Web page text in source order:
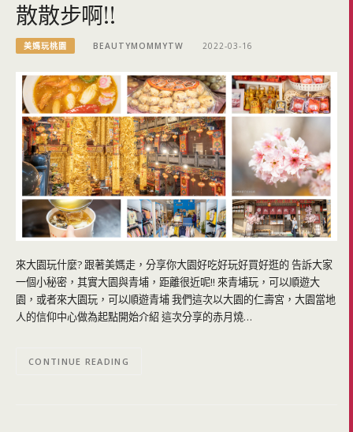
散散步啊!!
美媽玩桃園 BEAUTYMOMMYTW 2022-03-16
來大園玩什麼? 跟著美媽走，分享你大園好吃好玩好買好逛的 告訴大家
一個小秘密，其實大園與青埔，距離很近呢!! 來青埔玩，可以順遊大
園，或者來大園玩，可以順遊青埔 我們這次以大園的仁壽宮，大園當地
人的信仰中心做為起點開始介紹 這次分享的赤月燒…
CONTINUE READING